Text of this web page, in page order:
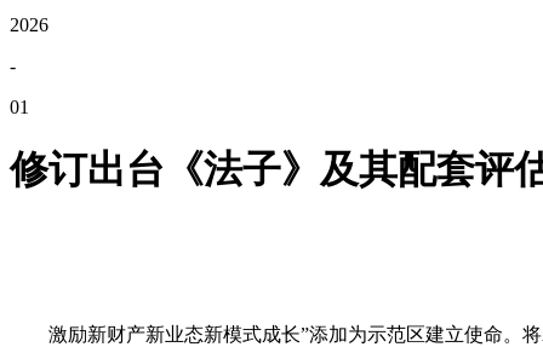
2026
-
01
修订出台《法子》及其配套评
激励新财产新业态新模式成长”添加为示范区建立使命。将